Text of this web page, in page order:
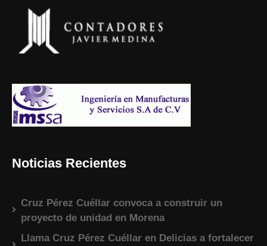
Noticias Recientes
Cruz Pérez Cuéllar convoca a construir un
proyecto de unidad en Morena
Llama Cruz Pérez Cuéllar en Delicias a fortalecer